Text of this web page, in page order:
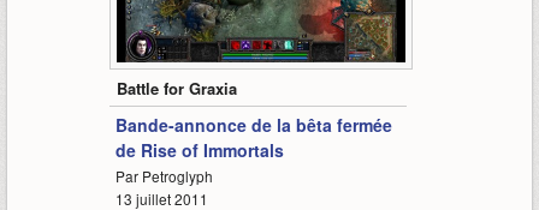
1:20
Battle for Graxia
Bande-annonce de la bêta fermée
de Rise of Immortals
Par Petroglyph
13 juillet 2011